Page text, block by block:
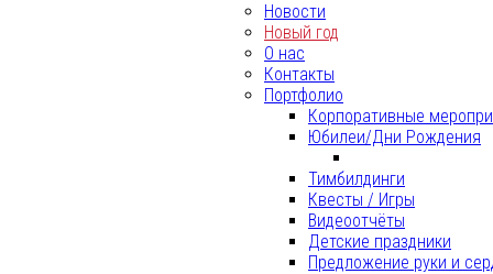
Новости
Новый год
О нас
Контакты
Портфолио
Корпоративные
Юбилеи/Дни Рождения
Тимбилдинги
Квесты / Игры
Видеоотчёты
Детские праздники
Предложение руки и